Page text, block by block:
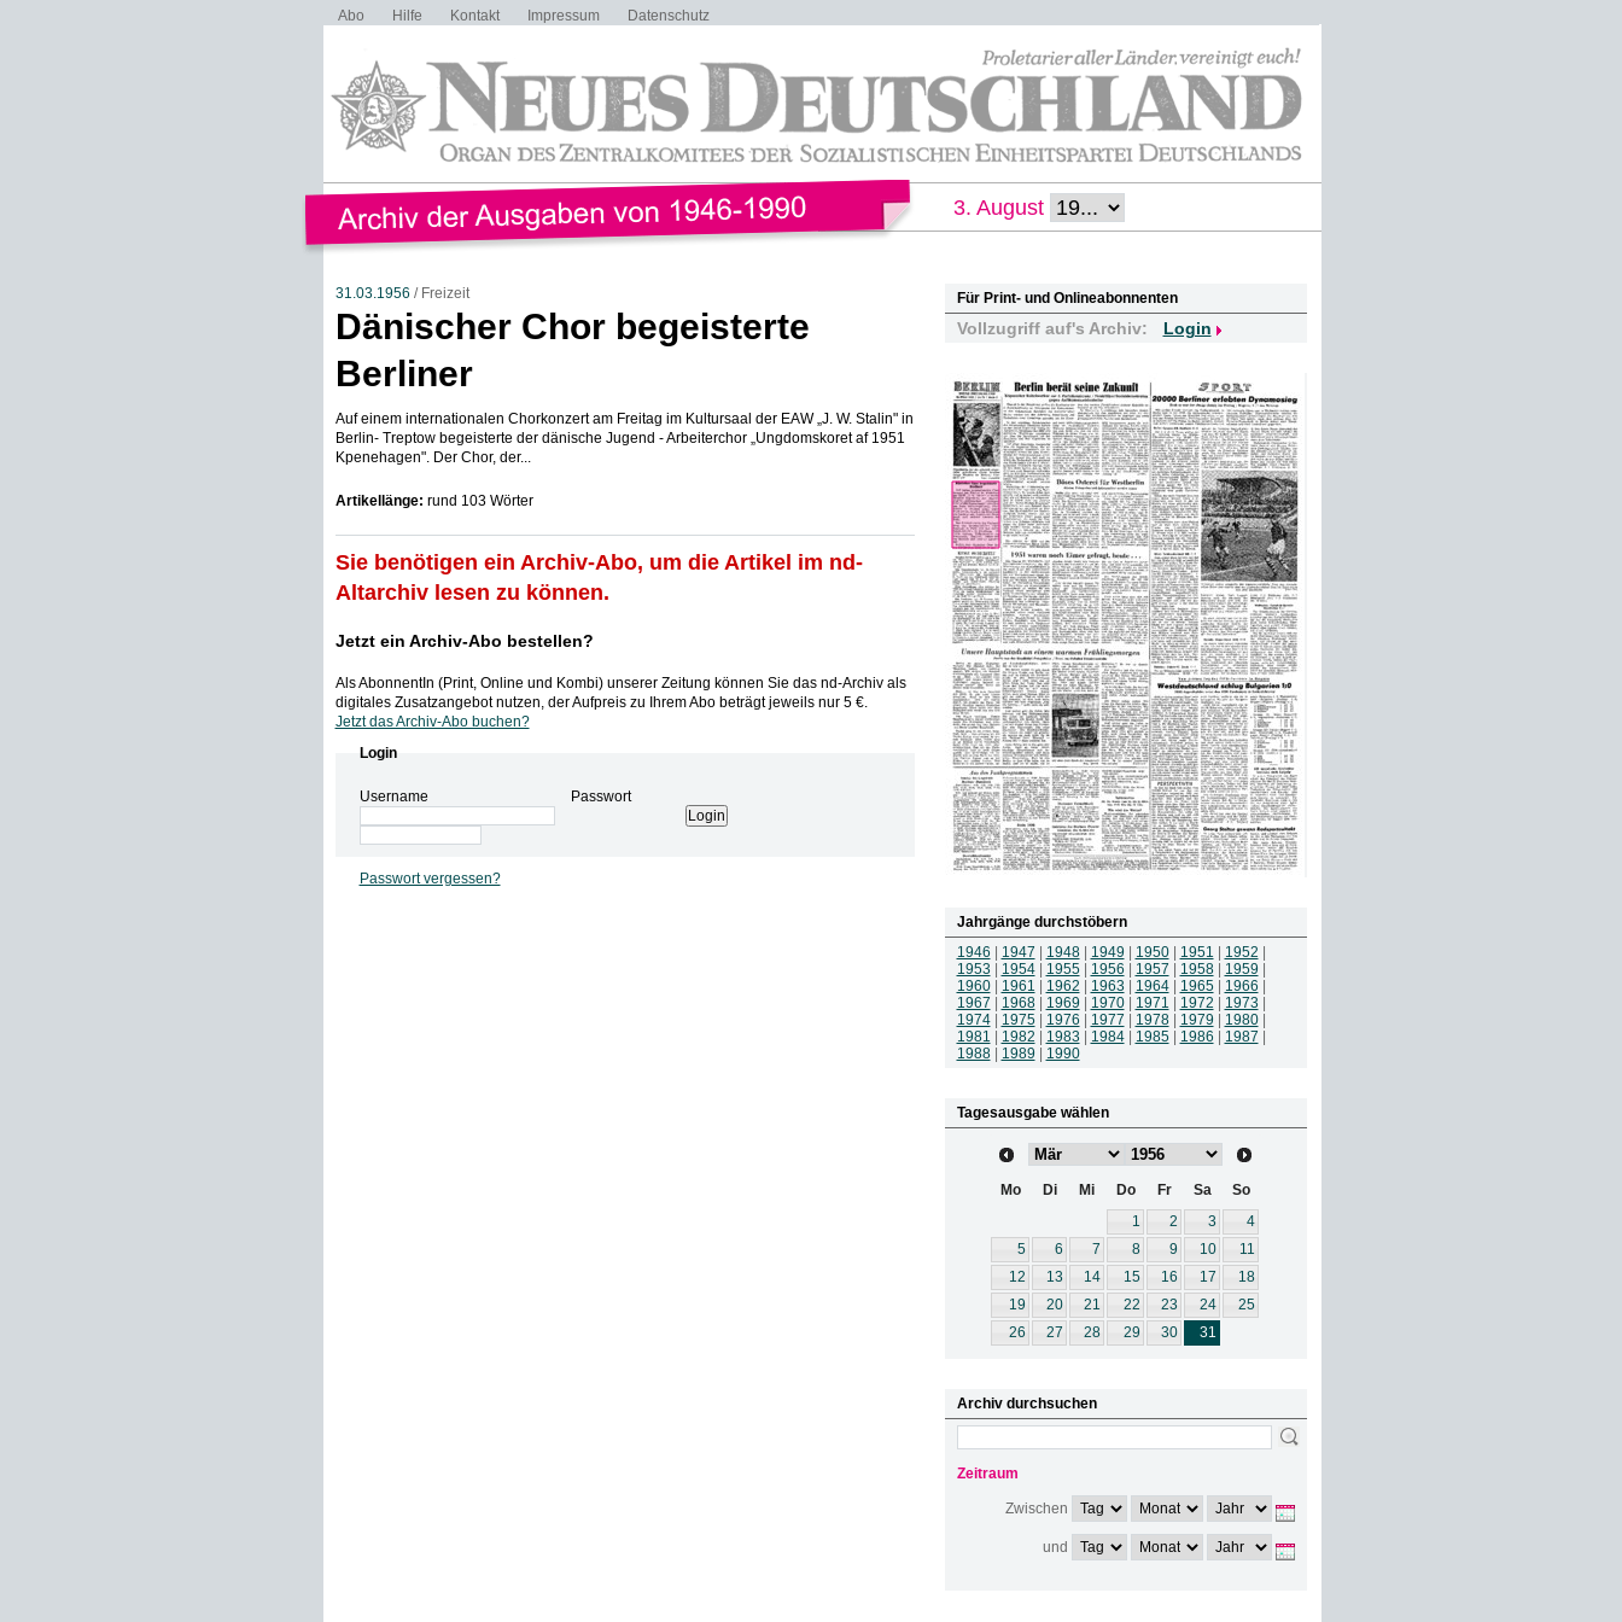
Abo Hilfe Kontakt Impressum Datenschutz
3. August
31.03.1956 / Freizeit
Dänischer Chor begeisterte
Berliner
Auf einem internationalen Chorkonzert am Freitag im Kultursaal der EAW „J. W. Stalin" in
Berlin- Treptow begeisterte der dänische Jugend - Arbeiterchor „Ungdomskoret af 1951
Kpenehagen". Der Chor, der...
Artikellänge: rund 103 Wörter
Sie benötigen ein Archiv-Abo, um die Artikel im nd-
Altarchiv lesen zu können.
Jetzt ein Archiv-Abo bestellen?
Als AbonnentIn (Print, Online und Kombi) unserer Zeitung können Sie das nd-Archiv als
digitales Zusatzangebot nutzen, der Aufpreis zu Ihrem Abo beträgt jeweils nur 5 €.
Jetzt das Archiv-Abo buchen?
Login
Username Passwort
Passwort vergessen?
Für Print- und Onlineabonnenten
Vollzugriff auf's Archiv: Login
Jahrgänge durchstöbern
1946
1947 1948| 1949 1950| 1951 1952
1953
1954| 1955| 1956 1957 1958| 1959
1960| 1961 1962 1963 1964| 1965| 1966
1967
1968| 1969 1970| 1971 1972 1973
1974| 1975| 1976 1977 1978| 1979 1980|
1981
1982 1983 1984| 1985| 1986 1987
1988| 1989 1990
Tagesausgabe wählen
Mo Di Mi Do Fr Sa
So
1
2 3
4
5
6 7 8 9 10
11
12
13 14 15 16 17
18
19
20 21 22 23 24
25
26
27 28 29 30 31
Archiv durchsuchen
Zeitraum
Zwischen
und